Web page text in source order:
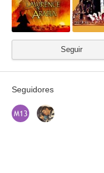
Seguir
Seguidores